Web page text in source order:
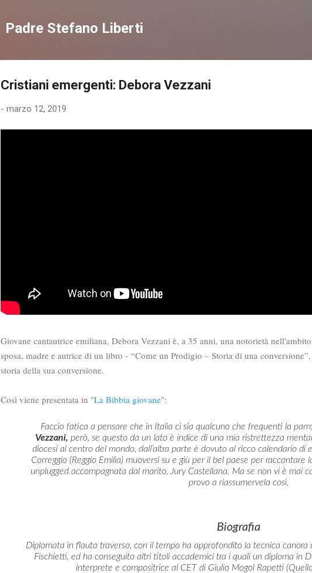
Padre Stefano Liberti
Cristiani emergenti: Debora Vezzani
- marzo 12, 2019
Giovane cantautrice emiliana, Debora Vezzani è, a 35 anni, una notorietà
sposa, madre e autrice di un libro - “Come un Prodigio – Storia di una
storia della sua conversione.
Così viene presentata in "La Bibbia giovane":
Faccio fatica a pensare che in Italia ci sia qualcuno che frequenti la
Vezzani, però, se questo da un lato è indice di una mia ristrettezza
diocesi al centro del mondo, dall’altra parte è dovuto al ricco calendario
Correggio (Reggio Emilia) muoversi su e giù per il bel paese per
unplugged accompagnata dal marito, Jury Castellana. Ma se non vi è mai
provo a riassumervela così.
Biografia
Diplomata in flauto traverso, con il tempo ha approfondito la tecnica canora
Fischietti, ed ha conseguito altri titoli accademici tra i quali un diploma in
interprete e compositrice al CET di Giulio Mogol Rapetti